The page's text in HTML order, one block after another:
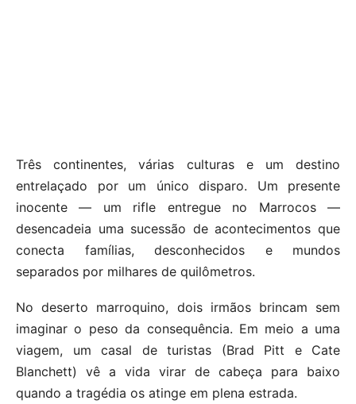
Três continentes, várias culturas e um destino
entrelaçado por um único disparo. Um presente
inocente — um rifle entregue no Marrocos —
desencadeia uma sucessão de acontecimentos que
conecta famílias, desconhecidos e mundos
separados por milhares de quilômetros.
No deserto marroquino, dois irmãos brincam sem
imaginar o peso da consequência. Em meio a uma
viagem, um casal de turistas (Brad Pitt e Cate
Blanchett) vê a vida virar de cabeça para baixo
quando a tragédia os atinge em plena estrada.